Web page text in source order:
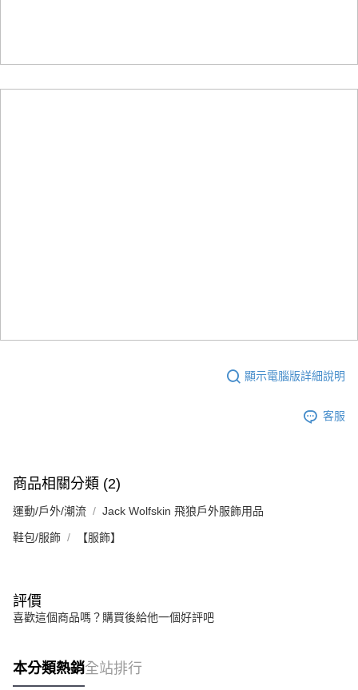
顯示電腦版詳細說明
客服
商品相關分類 (2)
運動/戶外/潮流 Jack Wolfskin 飛狼戶外服飾用品
鞋包/服飾 【服飾】
評價
喜歡這個商品嗎？購買後給他一個好評吧
本分類熱銷全站排行